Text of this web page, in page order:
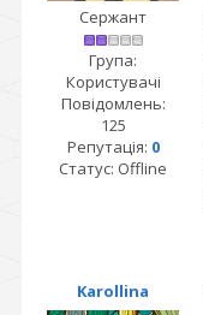
Сержант
Група:
Користувачі
Повідомлень:
125
Репутація: 0
Статус: Offline
Karollina